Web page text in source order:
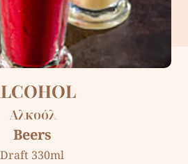
Αλκοόλ
Beers
Draft 330ml